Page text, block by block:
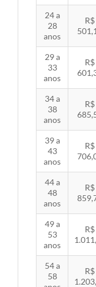
24 a
28
anos
R$
29 a
33
anos
R$
34 a
38
anos
R$
39 a
43
anos
R$
44 a
48
anos
R$
49 a
53
anos
R$
54 a
58
R$